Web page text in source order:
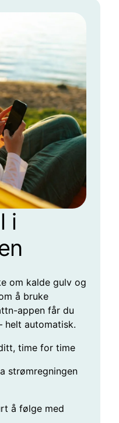
i
om kalde gulv og
å bruke
appen får du
helt automatisk.
time for time
strømregningen
å følge med